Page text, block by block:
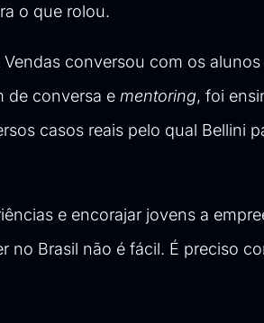
o que rolou.
conversou com os alunos
de conversa e mentoring, foi
casos reais pelo qual Bellini
e encorajar jovens a
no Brasil não é fácil. É preciso